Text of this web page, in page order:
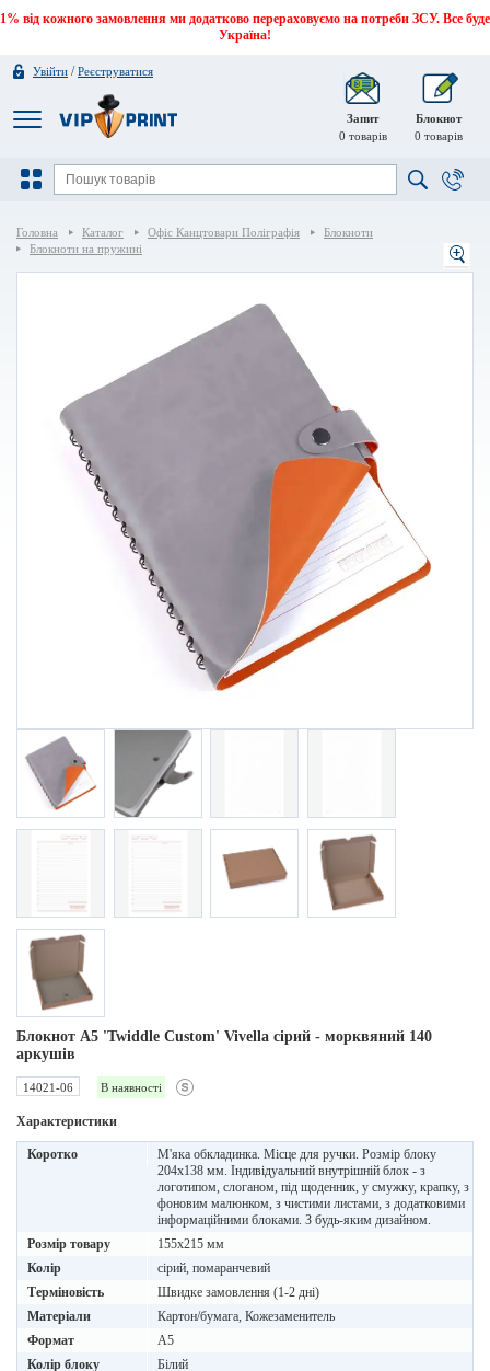
1% від кожного замовлення ми додатково перераховуємо на потреби ЗСУ. Все буде
Україна!
Увійти /Реєструватися
Запит
0 товарів
Блокнот
0 товарів
Головна Каталог Офіс Канцтовари Поліграфія
Блокноти
Блокноти на пружині
Блокнот А5 'Twiddle Custom' Vivella cірий - морквяний 140
аркушів
14021-06 В наявності
Характеристики
Коротко
М'яка обкладинка. Місце для ручки. Розмір блоку
204х138 мм. Індивідуальний внутрішній блок - з
логотипом, слоганом, під щоденник, у смужку, крапку, з
фоновим малюнком, з чистими листами, з додатковими
інформаційними блоками. З будь-яким дизайном.
Розмір товару
155х215 мм
Колір
сірий, помаранчевий
Терміновість
Швидке замовлення (1-2 дні)
Матеріали
Картон/бумага, Кожезаменитель
Формат
A5
Колір блоку
Білий